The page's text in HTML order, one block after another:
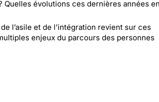
évolutions ces dernières années en
l’asile et de l’intégration revient sur ces
enjeux du parcours des personnes